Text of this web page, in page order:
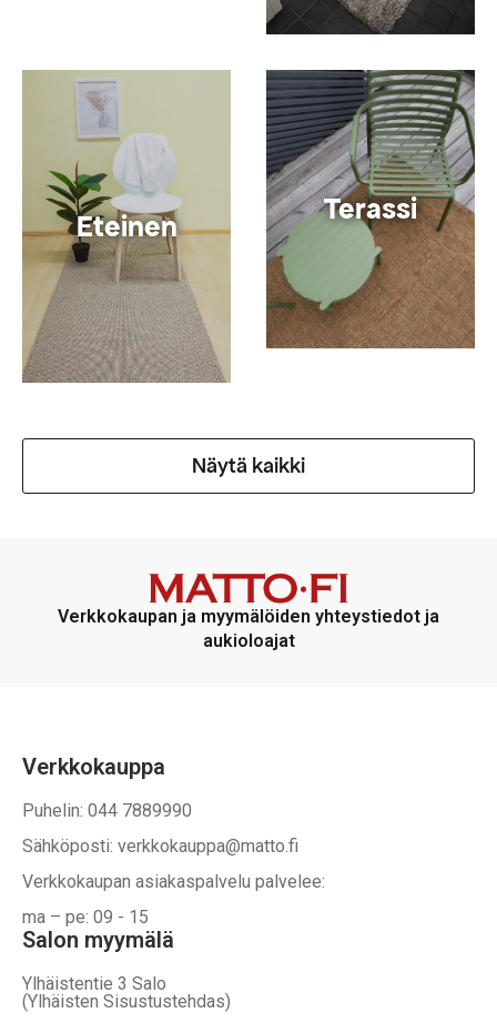
Eteinen Terassi
Näytä kaikki
Verkkokaupan ja myymälöiden yhteystiedot ja
aukioloajat
Verkkokauppa
Puhelin: 044 7889990
Sähköposti: verkkokauppa@matto.fi
Verkkokaupan asiakaspalvelu palvelee:
ma – pe: 09 - 15
Salon myymälä
Ylhäistentie 3 Salo
(Ylhäisten Sisustustehdas)